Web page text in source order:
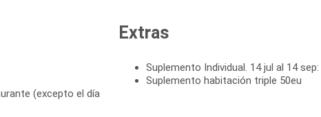
(excepto el día
Extras
Suplemento Individual. 14 jul al 14
Suplemento habitación triple 50eu